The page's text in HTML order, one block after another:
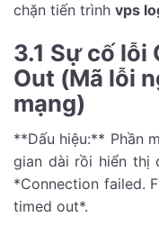
chặn tiến trình vps
3.1 Sự cố lỗi
Out (Mã lỗi
mạng)
**Dấu hiệu:** Phần
gian dài rồi hiển thị
*Connection failed.
timed out*.